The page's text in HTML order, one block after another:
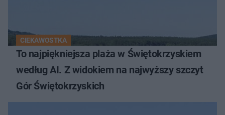
CIEKAWOSTKA
To najpiękniejsza plaża w Świętokrzyskiem
według AI. Z widokiem na najwyższy szczyt
Gór Świętokrzyskich